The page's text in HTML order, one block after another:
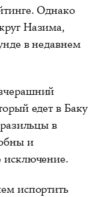
Однако
Назима,
в недавнем
едет в Баку
в
и
исключение.
испортить